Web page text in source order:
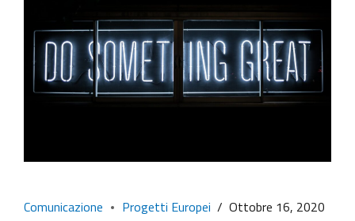
Comunicazione Progetti Europei Ottobre 16, 2020